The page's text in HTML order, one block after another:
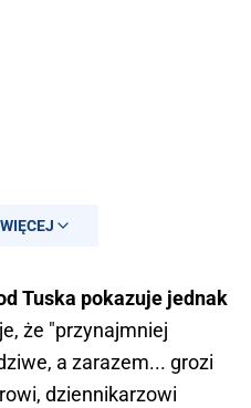
Tuska pokazuje jednak
że "przynajmniej
a zarazem... grozi
dziennikarzowi